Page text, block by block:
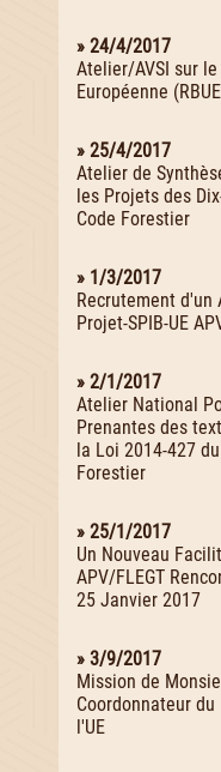
» 24/4/2017
Atelier/AVSI sur
Européenne
» 25/4/2017
Atelier de
les Projets des
Code Forestier
» 1/3/2017
Recrutement d'un
Projet-SPIB-UE
» 2/1/2017
Atelier National
Prenantes des
la Loi 2014-427
Forestier
» 25/1/2017
Un Nouveau
APV/FLEGT
25 Janvier 2017
» 3/9/2017
Mission de
Coordonnateur
l'UE